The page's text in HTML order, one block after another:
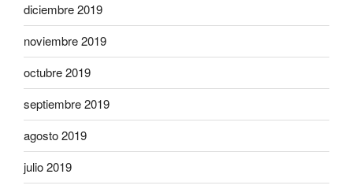
diciembre 2019
noviembre 2019
octubre 2019
septiembre 2019
agosto 2019
julio 2019